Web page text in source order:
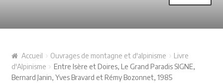
NOS SÉLECTIONS
Accueil Ouvrages de montagne et d'alpinisme
Livre
d'Alpinisme
Entre Isère et Doires, Le Grand Paradis SIGNE,
Bernard Janin, Yves Bravard et Rémy Bozonnet, 1985